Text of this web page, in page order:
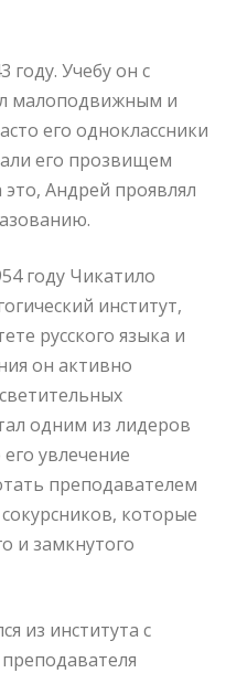
Учебу он с
малоподвижным и
его одноклассники
его прозвищем
Андрей проявлял
году Чикатило
институт,
русского языка и
он активно
одним из лидеров
увлечение
преподавателем
которые
и замкнутого
из института с